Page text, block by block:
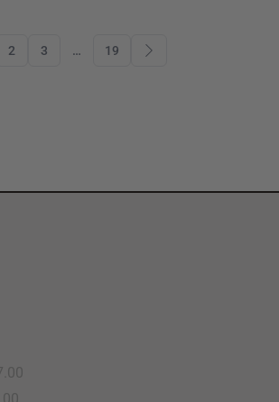
2 3 … 19